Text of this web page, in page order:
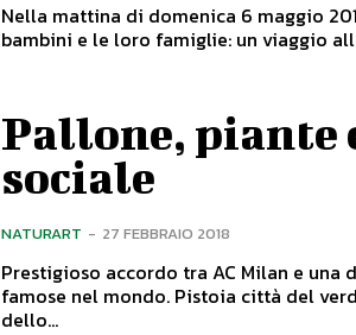
Nella mattina di domenica 6 maggio
bambini e le loro famiglie: un viaggio
Pallone, piante
sociale
NATURART - 27 FEBBRAIO 2018
Prestigioso accordo tra AC Milan e
famose nel mondo. Pistoia città del verde sempre più protagonista nel mondo
dello...